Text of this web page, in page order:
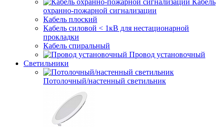
Кабель
охранно-пожарной сигнализации
Кабель плоский
Кабель силовой < 1кВ для нестационарной
прокладки
Кабель спиральный
Провод установочный
Светильники
Потолочный/настенный светильник